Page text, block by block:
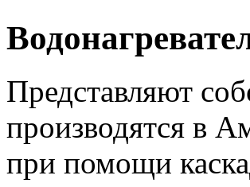
Представляют
производятся в
при помощи